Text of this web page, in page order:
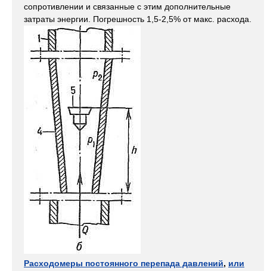
сопротивлении и связанные с этим дополнительные
затраты энергии. Погрешность 1,5-2,5% от макс. расхода.
Расходомеры постоянного перепада давлений, или